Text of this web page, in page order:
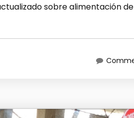
sobre alimentación de